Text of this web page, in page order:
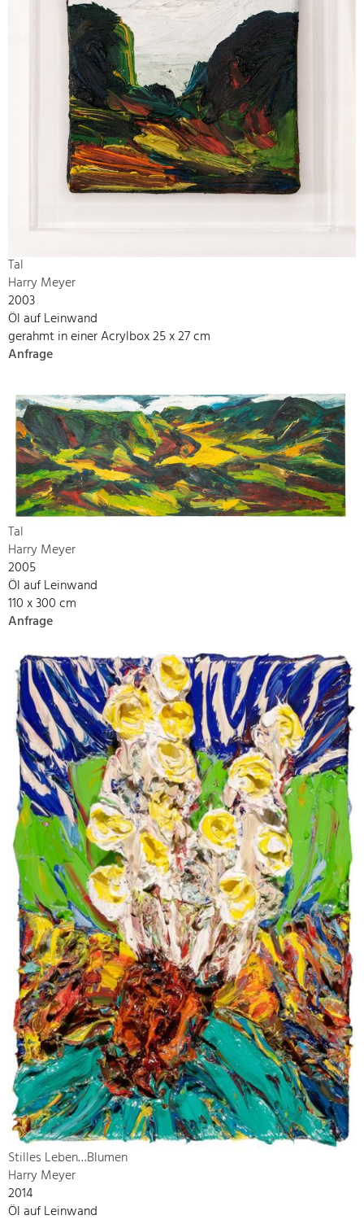
Tal
Harry Meyer
2003
Öl auf Leinwand
gerahmt in einer Acrylbox 25 x 27 cm
Anfrage
Tal
Harry Meyer
2005
Öl auf Leinwand
110 x 300 cm
Anfrage
Stilles Leben…Blumen
Harry Meyer
2014
Öl auf Leinwand